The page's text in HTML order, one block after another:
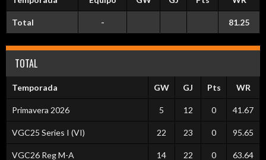
Total - 81.25
TOTAL
Temporada GW GJ Pts WR
Primavera 2026 5 12 0 41.67
VGC25 Series I (VI) 22 23 0 95.65
VGC26 Reg M-A 14 22 0 63.64